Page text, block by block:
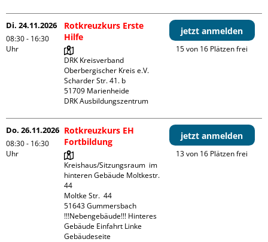
Di. 24.11.2026
08:30 - 16:30
Uhr
Rotkreuzkurs Erste
Hilfe
DRK Kreisverband
Oberbergischer Kreis e.V.
Scharder Str. 41. b
51709 Marienheide
DRK Ausbildungszentrum
jetzt anmelden
15 von 16 Plätzen frei
Do. 26.11.2026
08:30 - 16:30
Uhr
Rotkreuzkurs EH
Fortbildung
Kreishaus/Sitzungsraum  im
hinteren Gebäude Moltkestr.
44
Moltke Str.  44
51643 Gummersbach
!!!Nebengebäude!!! Hinteres
Gebäude Einfahrt Linke
Gebäudeseite
jetzt anmelden
13 von 16 Plätzen frei